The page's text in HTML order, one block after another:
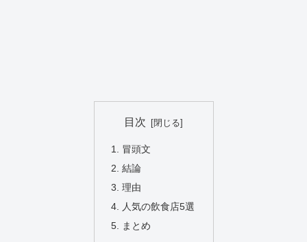
目次
冒頭文
結論
理由
人気の飲食店5選
まとめ